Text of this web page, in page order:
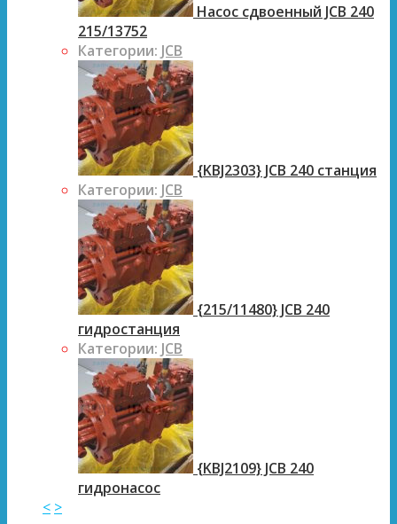
Насос сдвоенный JCB 240
215/13752
Категории: JCB
{KBJ2303} JCB 240 станция
Категории: JCB
{215/11480} JCB 240
гидростанция
Категории: JCB
{KBJ2109} JCB 240
гидронасос
< >